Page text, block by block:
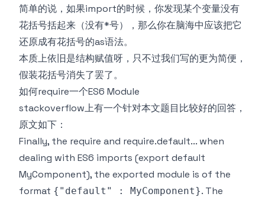
简单的说，如果import的时候，你发现某个变量没有
花括号括起来（没有*号），那么你在脑海中应该把它
还原成有花括号的as语法。
本质上依旧是结构赋值呀，只不过我们写的更为简便，
假装花括号消失了罢了。
如何require一个ES6 Module
stackoverflow上有一个针对本文题目比较好的回答，
原文如下：
Finally, the require and require.default... when
dealing with ES6 imports (export default
MyComponent), the exported module is of the
format {"default" : MyComponent}. The